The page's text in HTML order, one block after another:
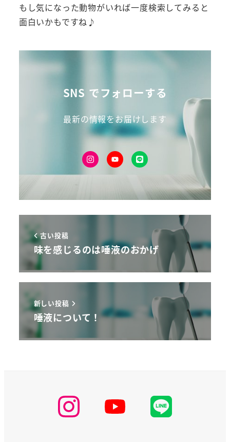
もし気になった動物がいれば一度検索してみると
面白いかもですね♪
SNS でフォローする
最新の情報をお届けします
古い投稿
味を感じるのは唾液のおかげ
新しい投稿
唾液について！